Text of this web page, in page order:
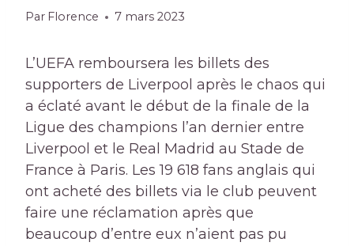
Par Florence 7 mars 2023
L’UEFA remboursera les billets des
supporters de Liverpool après le chaos qui
a éclaté avant le début de la finale de la
Ligue des champions l’an dernier entre
Liverpool et le Real Madrid au Stade de
France à Paris. Les 19 618 fans anglais qui
ont acheté des billets via le club peuvent
faire une réclamation après que
beaucoup d’entre eux n’aient pas pu